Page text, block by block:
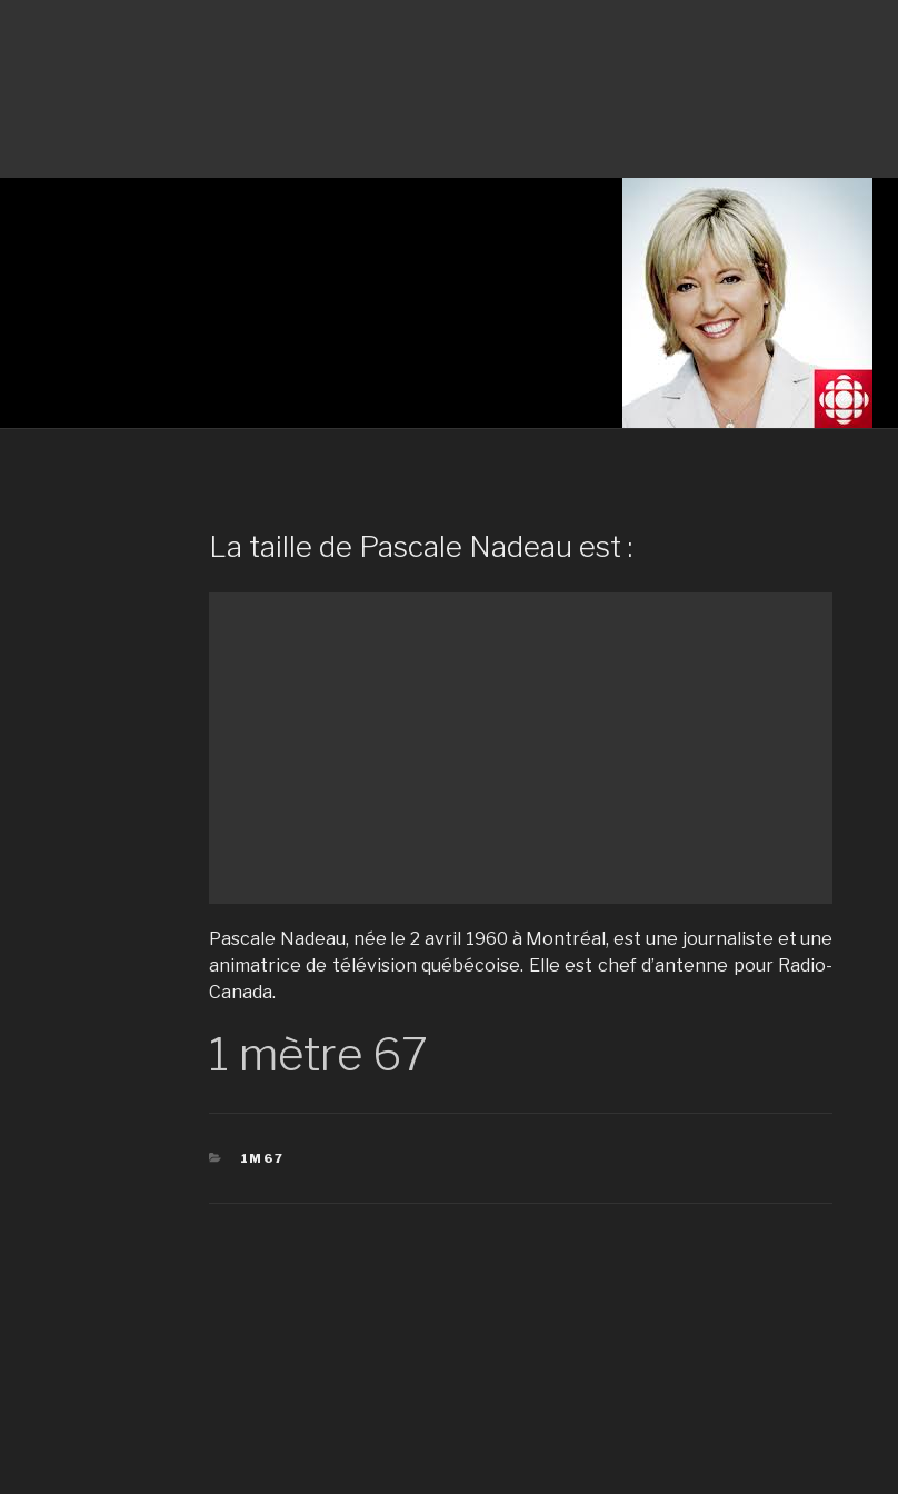
La taille de Pascale Nadeau est :
Pascale Nadeau, née le 2 avril 1960 à Montréal, est une journaliste et une
animatrice de télévision québécoise. Elle est chef d’antenne pour Radio-
Canada.
1 mètre 67
CATÉGORIES
1M67